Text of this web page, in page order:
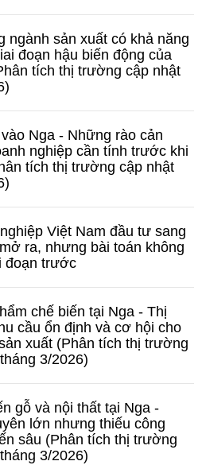
ngành sản xuất có khả năng
đoạn hậu biến động của
tích thị trường cập nhật
Nga - Những rào cản
nghiệp cần tính trước khi
tích thị trường cập nhật
Việt Nam đầu tư sang
ra, nhưng bài toán không
đoạn trước
chế biến tại Nga - Thị
cầu ổn định và cơ hội cho
xuất (Phân tích thị trường
3/2026)
gỗ và nội thất tại Nga -
lớn nhưng thiếu công
sâu (Phân tích thị trường
3/2026)